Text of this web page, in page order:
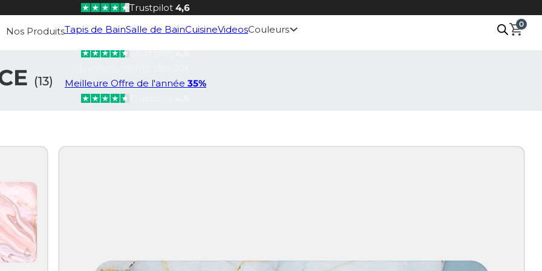
Trustpilot 4,6
Meilleure Offre de l'année35%
Meilleure Offre de l'année 35%
Nos ProduitsTapis de BainSalle de BainCuisineVideosCouleurs 0
(13)